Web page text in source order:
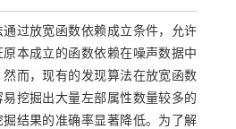
过放宽函数依赖成立条件，允许
本成立的函数依赖在噪声数据中
而，现有的发现算法在放宽函数
挖掘出大量左部属性数量较多的
结果的准确率显著降低。为了解